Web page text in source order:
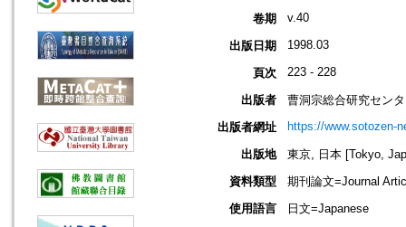
卷期
v.40
出版日期 1998.03
頁次 223 - 228
出版者
曹洞宗総合研究セン
出版者網址
https://www.sotozen-
出版地
東京, 日本 [Tokyo,
資料類型
期刊論文=Journal
使用語言
日文=Japanese